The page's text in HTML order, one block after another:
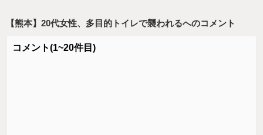
【熊本】20代女性、多目的トイレで襲われるへのコメント
コメント(1~20件目)